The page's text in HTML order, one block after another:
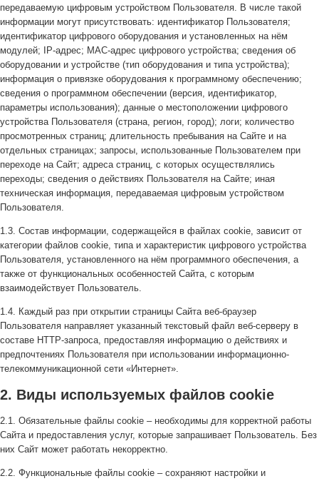
передаваемую цифровым устройством Пользователя. В числе такой
информации могут присутствовать: идентификатор Пользователя;
идентификатор цифрового оборудования и установленных на нём
модулей; IP-адрес; MAC-адрес цифрового устройства; сведения об
оборудовании и устройстве (тип оборудования и типа устройства);
информация о привязке оборудования к программному обеспечению;
сведения о программном обеспечении (версия, идентификатор,
параметры использования); данные о местоположении цифрового
устройства Пользователя (страна, регион, город); логи; количество
просмотренных страниц; длительность пребывания на Сайте и на
отдельных страницах; запросы, использованные Пользователем при
переходе на Сайт; адреса страниц, с которых осуществлялись
переходы; сведения о действиях Пользователя на Сайте; иная
техническая информация, передаваемая цифровым устройством
Пользователя.
1.3. Состав информации, содержащейся в файлах cookie, зависит от
категории файлов cookie, типа и характеристик цифрового устройства
Пользователя, установленного на нём программного обеспечения, а
также от функциональных особенностей Сайта, с которым
взаимодействует Пользователь.
1.4. Каждый раз при открытии страницы Сайта веб-браузер
Пользователя направляет указанный текстовый файл веб-серверу в
составе HTTP-запроса, предоставляя информацию о действиях и
предпочтениях Пользователя при использовании информационно-
телекоммуникационной сети «Интернет».
2. Виды используемых файлов cookie
2.1. Обязательные файлы cookie – необходимы для корректной работы
Сайта и предоставления услуг, которые запрашивает Пользователь. Без
них Сайт может работать некорректно.
2.2. Функциональные файлы cookie – сохраняют настройки и